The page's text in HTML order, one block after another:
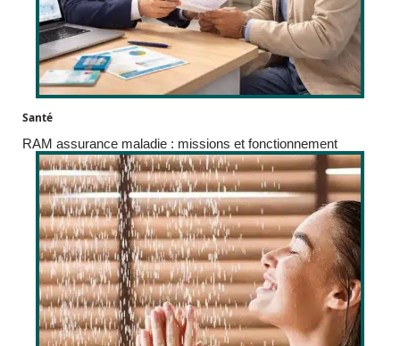
Santé
RAM assurance maladie : missions et fonctionnement